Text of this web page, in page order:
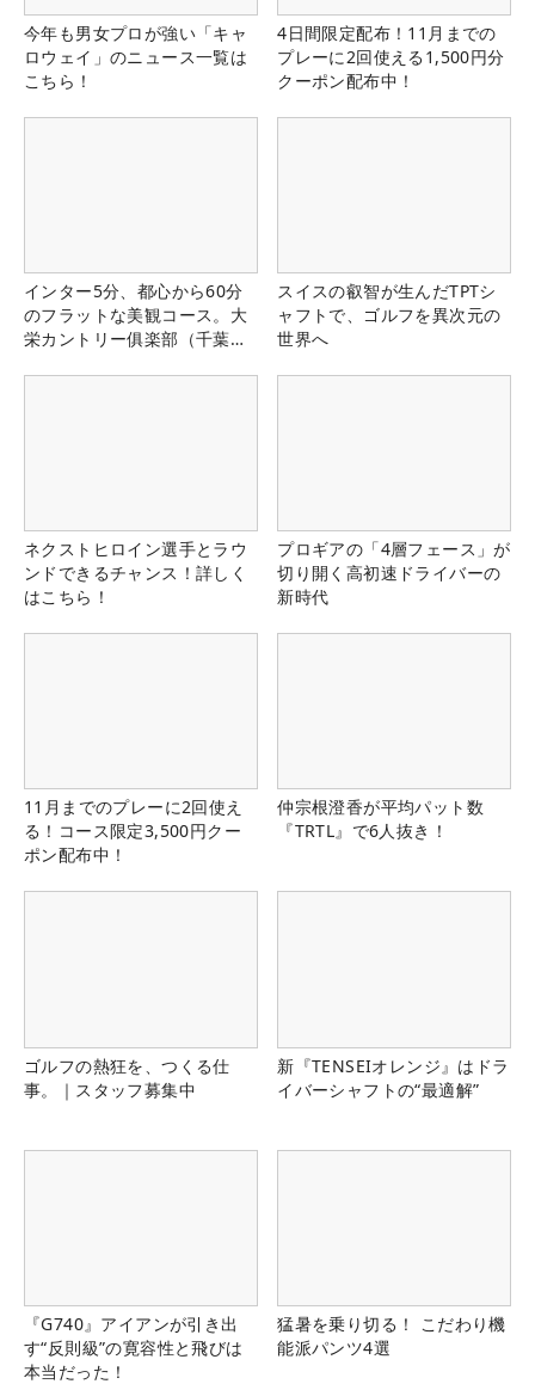
今年も男女プロが強い「キャ
ロウェイ」のニュース一覧は
こちら！
4日間限定配布！11月までの
プレーに2回使える1,500円分
クーポン配布中！
インター5分、都心から60分
のフラットな美観コース。大
栄カントリー俱楽部（千葉
スイスの叡智が生んだTPTシ
ャフトで、ゴルフを異次元の
世界へ
ネクストヒロイン選手とラウ
ンドできるチャンス！詳しく
はこちら！
プロギアの「4層フェース」が
切り開く高初速ドライバーの
新時代
11月までのプレーに2回使え
る！コース限定3,500円クー
ポン配布中！
仲宗根澄香が平均パット数
『TRTL』で6人抜き！
ゴルフの熱狂を、つくる仕
事。｜スタッフ募集中
新『TENSEIオレンジ』はドラ
イバーシャフトの“最適解”
『G740』アイアンが引き出
す“反則級”の寛容性と飛びは
本当だった！
猛暑を乗り切る！ こだわり機
能派パンツ4選